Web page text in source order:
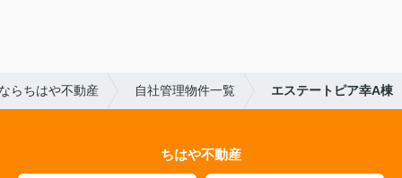
らちはや不動産 自社管理物件一覧 エステートピア幸A棟
ちはや不動産